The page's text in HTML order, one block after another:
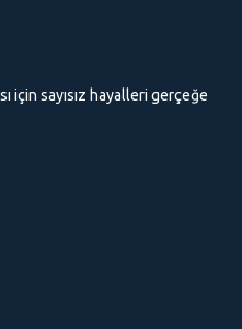
için sayısız hayalleri gerçeğe